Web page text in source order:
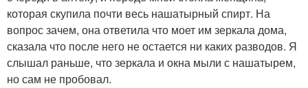
которая скупила почти весь нашатырный спирт. На
вопрос зачем, она ответила что моет им зеркала дома,
сказала что после него не остается ни каких разводов. Я
слышал раньше, что зеркала и окна мыли с нашатырем,
но сам не пробовал.